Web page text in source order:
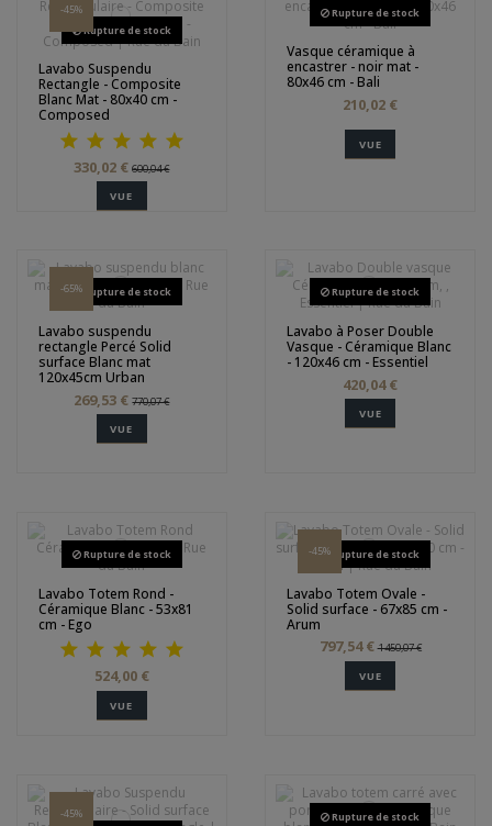
-45%
Rupture de stock
Lavabo Suspendu
Rectangle - Composite
Blanc Mat - 80x40 cm -
Composed
330,02 €600,04 €
VUE
Rupture de stock
Vasque céramique à
encastrer - noir mat -
80x46 cm - Bali
210,02 €
VUE
-65%Rupture de stock
Lavabo suspendu
rectangle Percé Solid
surface Blanc mat
120x45cm Urban
269,53 €770,07 €
VUE
Rupture de stock
Lavabo à Poser Double
Vasque - Céramique Blanc
- 120x46 cm - Essentiel
420,04 €
VUE
Rupture de stock
Lavabo Totem Rond -
Céramique Blanc - 53x81
cm - Ego
524,00 €
VUE
-45%Rupture de stock
Lavabo Totem Ovale -
Solid surface - 67x85 cm -
Arum
797,54 €1 450,07 €
VUE
-45%
Rupture de stock